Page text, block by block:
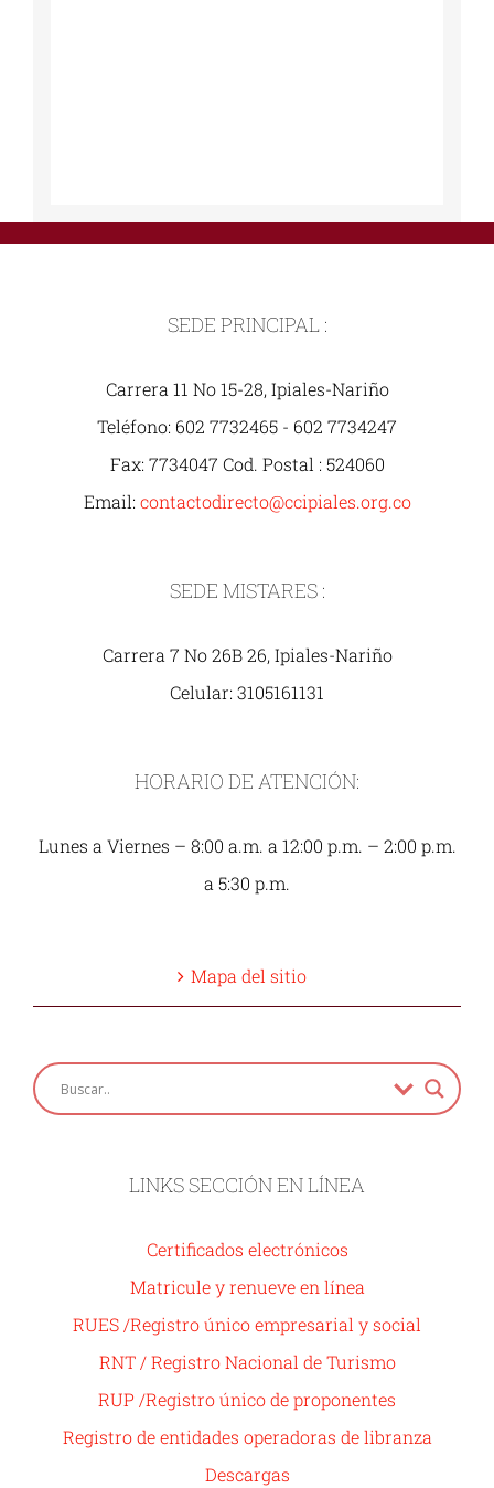
SEDE PRINCIPAL :
Carrera 11 No 15-28, Ipiales-Nariño
Teléfono: 602 7732465 - 602 7734247
Fax: 7734047 Cod. Postal : 524060
Email: contactodirecto@ccipiales.org.co
SEDE MISTARES :
Carrera 7 No 26B 26, Ipiales-Nariño
Celular: 3105161131
HORARIO DE ATENCIÓN:
Lunes a Viernes – 8:00 a.m. a 12:00 p.m. – 2:00 p.m.
a 5:30 p.m.
Mapa del sitio
LINKS SECCIÓN EN LÍNEA
Certificados electrónicos
Matricule y renueve en línea
RUES /Registro único empresarial y social
RNT / Registro Nacional de Turismo
RUP /Registro único de proponentes
Registro de entidades operadoras de libranza
Descargas